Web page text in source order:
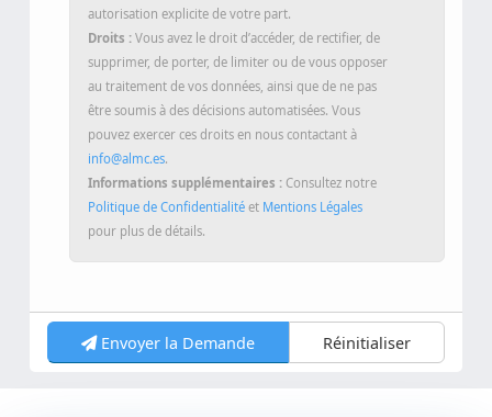
autorisation explicite de votre part.
Droits :Vous avez le droit d’accéder, de rectifier, de
supprimer, de porter, de limiter ou de vous opposer
au traitement de vos données, ainsi que de ne pas
être soumis à des décisions automatisées. Vous
pouvez exercer ces droits en nous contactant à
info@almc.es.
Informations supplémentaires :Consultez notre
Politique de Confidentialitéet Mentions Légales
pour plus de détails.
Envoyer la Demande Réinitialiser